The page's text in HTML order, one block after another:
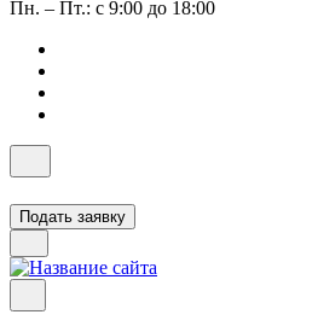
Пн. – Пт.: с 9:00 до 18:00
Подать заявку